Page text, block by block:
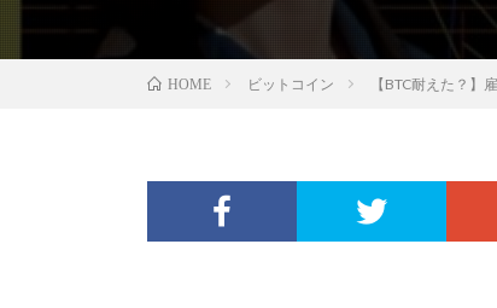
HOME ビットコイン 【BTC耐えた？】